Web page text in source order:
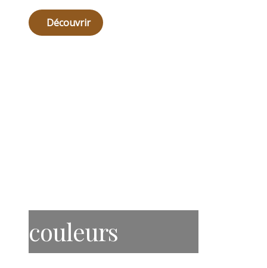
Découvrir
couleurs